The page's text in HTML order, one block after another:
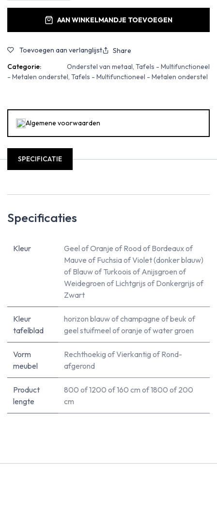
AAN WINKELMANDJE TOEVOEGEN
Toevoegen aan verlanglijst
Share
Categorie:
Onderstel van metaal, Tafels - Multifunctioneel
- Metalen onderstel, Tafels - Multifunctioneel - Metalen onderstel
Algemene voorwaarden
SPECIFICATIE
Specificaties
Kleur Geel ofOranje ofRoodofBordeauxof
Mauve ofFuchsiaofViolet (donker blauw)
ofBlauwofTurkoois ofAnijsgroen of
Weidegroen ofLichtgrijs ofDonkergrijs of
Zwart
Kleur
tafelblad
horizon blauwofchampagne ofbeuk of
geel stuifmeel oforanje ofwater groen
Vorm
meubel
Rechthoekig ofVierkantig ofRond-
afgerond
Product
lengte
800 of1200 of160 cm of1800 of200
cm